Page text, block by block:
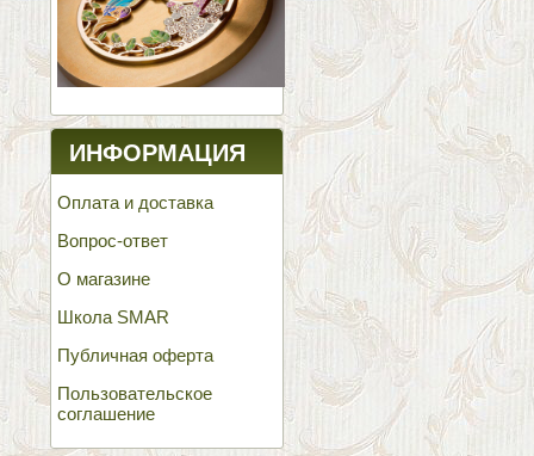
ИНФОРМАЦИЯ
Оплата и доставка
Вопрос-ответ
О магазине
Школа SMAR
Публичная оферта
Пользовательское
соглашение